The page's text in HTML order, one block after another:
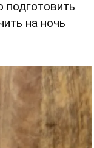
подготовить
на ночь